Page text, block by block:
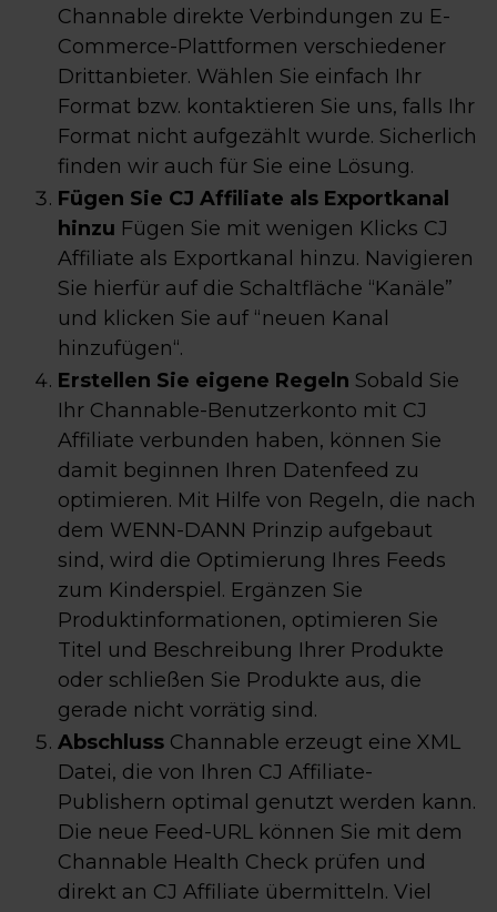
Channable direkte Verbindungen zu E-
Commerce-Plattformen verschiedener
Drittanbieter. Wählen Sie einfach Ihr
Format bzw. kontaktieren Sie uns, falls Ihr
Format nicht aufgezählt wurde. Sicherlich
finden wir auch für Sie eine Lösung.
Fügen Sie CJ Affiliate als Exportkanal
hinzu Fügen Sie mit wenigen Klicks CJ
Affiliate als Exportkanal hinzu. Navigieren
Sie hierfür auf die Schaltfläche “Kanäle”
und klicken Sie auf “neuen Kanal
hinzufügen“.
Erstellen Sie eigene Regeln Sobald Sie
Ihr Channable-Benutzerkonto mit CJ
Affiliate verbunden haben, können Sie
damit beginnen Ihren Datenfeed zu
optimieren. Mit Hilfe von Regeln, die nach
dem WENN-DANN Prinzip aufgebaut
sind, wird die Optimierung Ihres Feeds
zum Kinderspiel. Ergänzen Sie
Produktinformationen, optimieren Sie
Titel und Beschreibung Ihrer Produkte
oder schließen Sie Produkte aus, die
gerade nicht vorrätig sind.
Abschluss Channable erzeugt eine XML
Datei, die von Ihren CJ Affiliate-
Publishern optimal genutzt werden kann.
Die neue Feed-URL können Sie mit dem
Channable Health Check prüfen und
direkt an CJ Affiliate übermitteln. Viel